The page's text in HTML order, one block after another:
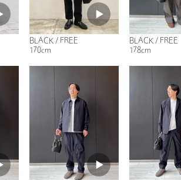
BLACK / FREE
170cm
BLACK / FREE
178cm